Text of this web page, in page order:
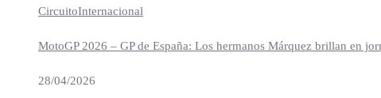
CircuitoInternacional
MotoGP 2026 – GP de España: Los hermanos Márquez brillan en
28/04/2026